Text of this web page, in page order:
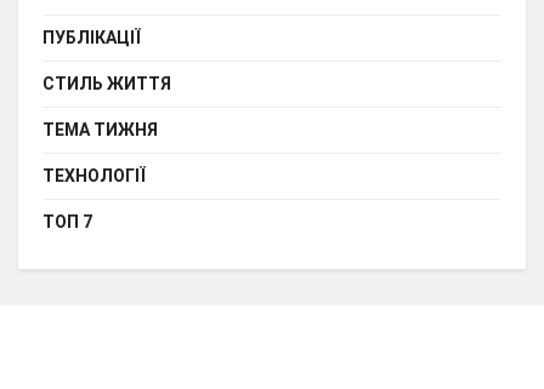
ПУБЛІКАЦІЇ
СТИЛЬ ЖИТТЯ
ТЕМА ТИЖНЯ
ТЕХНОЛОГІЇ
ТОП 7